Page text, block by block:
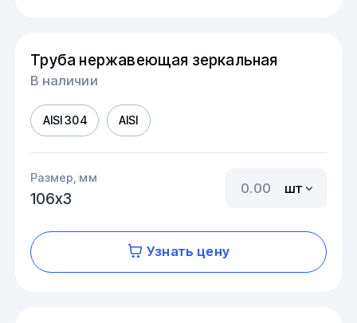
Труба нержавеющая зеркальная
В наличии
AISI 304 AISI
Размер, мм
106х3
шт
Узнать цену